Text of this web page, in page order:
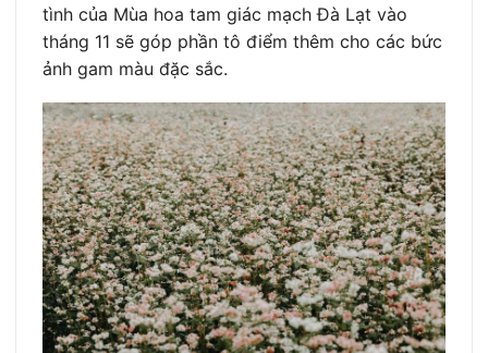
tình của Mùa hoa tam giác mạch Đà Lạt vào
tháng 11 sẽ góp phần tô điểm thêm cho các bức
ảnh gam màu đặc sắc.